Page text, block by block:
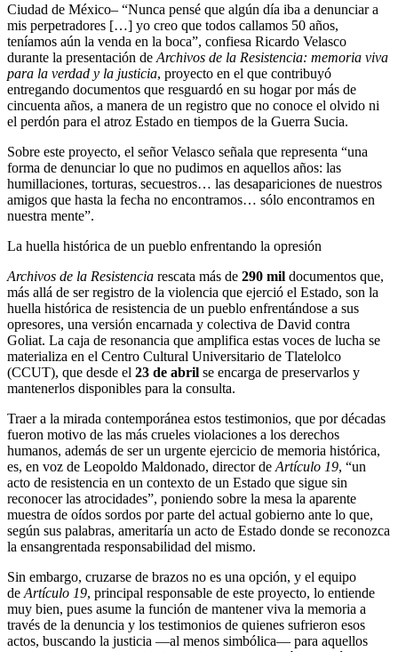
Ciudad de México– “Nunca pensé que algún día iba a denunciar a
mis perpetradores […] yo creo que todos callamos 50 años,
teníamos aún la venda en la boca”, confiesa Ricardo Velasco
durante la presentación de Archivos de la Resistencia: memoria viva
para la verdad y la justicia, proyecto en el que contribuyó
entregando documentos que resguardó en su hogar por más de
cincuenta años, a manera de un registro que no conoce el olvido ni
el perdón para el atroz Estado en tiempos de la Guerra Sucia.
Sobre este proyecto, el señor Velasco señala que representa “una
forma de denunciar lo que no pudimos en aquellos años: las
humillaciones, torturas, secuestros… las desapariciones de nuestros
amigos que hasta la fecha no encontramos… sólo encontramos en
nuestra mente”.
La huella histórica de un pueblo enfrentando la opresión
Archivos de la Resistencia rescata más de 290 mil documentos que,
más allá de ser registro de la violencia que ejerció el Estado, son la
huella histórica de resistencia de un pueblo enfrentándose a sus
opresores, una versión encarnada y colectiva de David contra
Goliat. La caja de resonancia que amplifica estas voces de lucha se
materializa en el Centro Cultural Universitario de Tlatelolco
(CCUT), que desde el 23 de abril se encarga de preservarlos y
mantenerlos disponibles para la consulta.
Traer a la mirada contemporánea estos testimonios, que por décadas
fueron motivo de las más crueles violaciones a los derechos
humanos, además de ser un urgente ejercicio de memoria histórica,
es, en voz de Leopoldo Maldonado, director de Artículo 19, “un
acto de resistencia en un contexto de un Estado que sigue sin
reconocer las atrocidades”, poniendo sobre la mesa la aparente
muestra de oídos sordos por parte del actual gobierno ante lo que,
según sus palabras, ameritaría un acto de Estado donde se reconozca
la ensangrentada responsabilidad del mismo.
Sin embargo, cruzarse de brazos no es una opción, y el equipo
de Artículo 19, principal responsable de este proyecto, lo entiende
muy bien, pues asume la función de mantener viva la memoria a
través de la denuncia y los testimonios de quienes sufrieron esos
actos, buscando la justicia —al menos simbólica— para aquellos